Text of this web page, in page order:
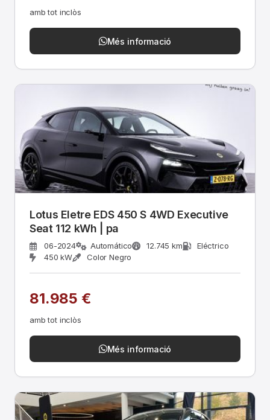
amb tot inclòs
Més informació
Lotus Eletre EDS 450 S 4WD Executive
Seat 112 kWh | pa
06-2024 Automático 12.745 km
Eléctrico
450 kW
Color Negro
81.985 €
amb tot inclòs
Més informació